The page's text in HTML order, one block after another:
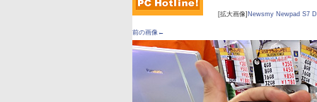
[拡大画像] Newsmy Newpad S7
前の画像←